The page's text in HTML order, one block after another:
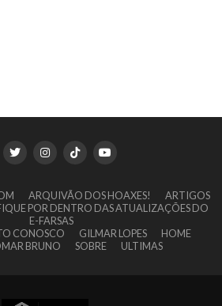
ARQUIVÃO DOS HOAXES!
ARTIGOS
POR DENTRO DAS ATUALIZAÇÕES DO
E-FARSAS
CONOSCO
GILMAR LOPES
HOME
BRUNO SOBRE ULTIMAS